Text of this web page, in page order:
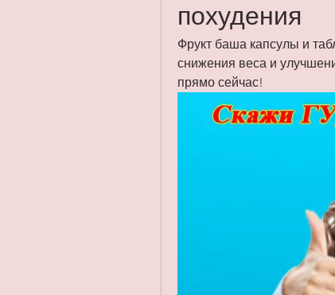
похудения
Фрукт баша капсулы и
снижения веса и
прямо сейчас!